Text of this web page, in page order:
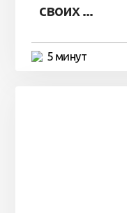
своих ...
5 минут